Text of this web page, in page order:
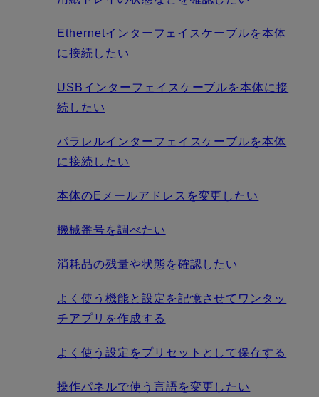
Ethernetインターフェイスケーブルを本体
に接続したい
USBインターフェイスケーブルを本体に接
続したい
パラレルインターフェイスケーブルを本体
に接続したい
本体のEメールアドレスを変更したい
機械番号を調べたい
消耗品の残量や状態を確認したい
よく使う機能と設定を記憶させてワンタッ
チアプリを作成する
よく使う設定をプリセットとして保存する
操作パネルで使う言語を変更したい